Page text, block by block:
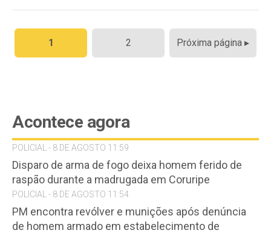
Paginação
de
1 2 Próxima página ▸
Acontece agora
POLICIAL - 8 DE AGOSTO 11:59
Disparo de arma de fogo deixa homem ferido de
raspão durante a madrugada em Coruripe
POLICIAL - 8 DE AGOSTO 11:54
PM encontra revólver e munições após denúncia
de homem armado em estabelecimento de